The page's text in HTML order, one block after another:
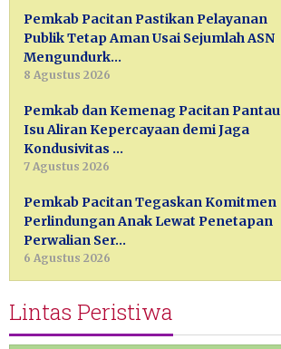
Pemkab Pacitan Pastikan Pelayanan
Publik Tetap Aman Usai Sejumlah ASN
Mengundurk…
8 Agustus 2026
Pemkab dan Kemenag Pacitan Pantau
Isu Aliran Kepercayaan demi Jaga
Kondusivitas …
7 Agustus 2026
Pemkab Pacitan Tegaskan Komitmen
Perlindungan Anak Lewat Penetapan
Perwalian Ser…
6 Agustus 2026
Lintas Peristiwa